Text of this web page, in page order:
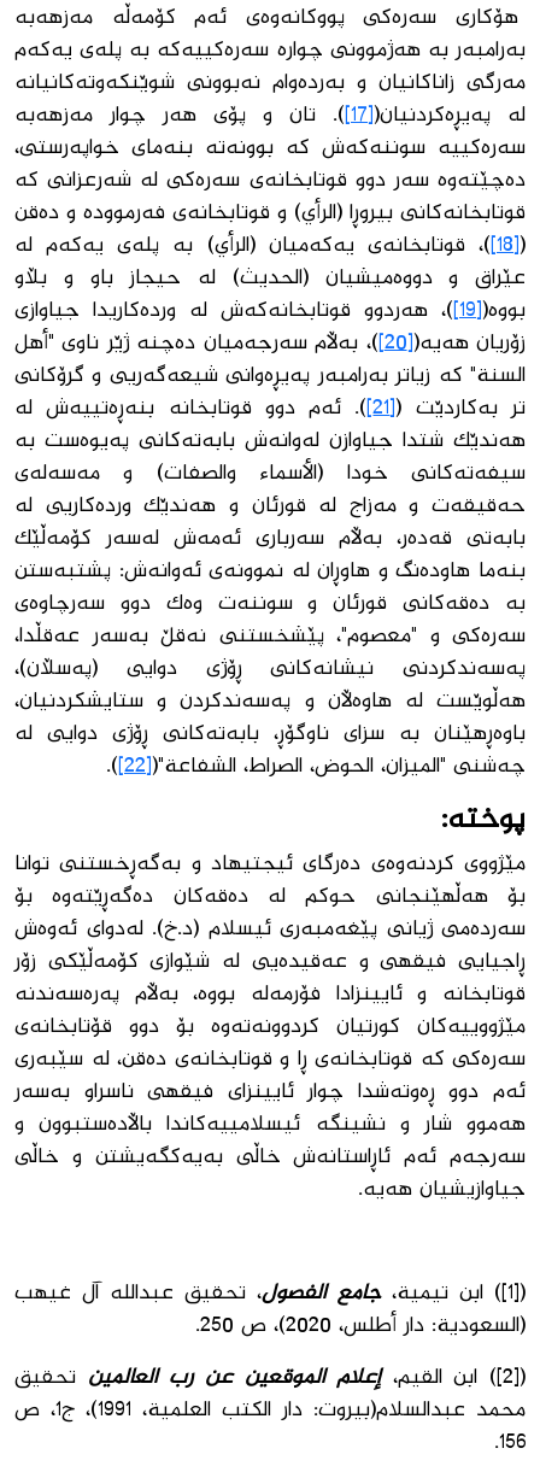
هۆكاری سەرەكی پووكانەوەی ئەم كۆمەڵە مەزهەبە
بەرامبەر بە هەژموونی چوارە سەرەكییەكە بە پلەی یەكەم
مەرگی زاناكانیان و بەردەوام نەبوونی شوێنكەوتەكانیانە
لە پەیڕەكردنیان([17]
). تان و پۆی هەر چوار مەزهەبە
سەرەكییە سوننەكەش كە بوونەتە بنەمای خواپەرستی،
دەچێتەوە سەر دوو قوتابخانەی سەرەكی لە شەرعزانی كە
قوتابخانەكانی بیروڕا (الرأي) و قوتابخانەی فەرموودە و دەقن
(
[18]
)، قوتابخانەی یەكەمیان (الرأي) بە پلەی یەكەم لە
عێراق و دووەمیشیان (الحدیث) لە حیجاز باو و بڵاو
بووە([19]
)، هەردوو قوتابخانەكەش لە وردەكاریدا جیاوازی
زۆریان هەیە([20]
)، بەڵام سەرجەمیان دەچنە ژێر ناوی "أهل
السنة" كە زیاتر بەرامبەر پەیڕەوانی شیعەگەریی و گرۆكانی
تر بەكاردێت ([21]
). ئەم دوو قوتابخانە بنەڕەتییەش لە
هەندێك شتدا جیاوازن لەوانەش بابەتەكانی پەیوەست بە
سیفەتەكانی خودا (الأسماء والصفات) و مەسەلەی
حەقیقەت و مەزاج لە قورئان و هەندێك وردەكاریی لە
بابەتی قەدەر، بەڵام سەرباری ئەمەش لەسەر كۆمەڵێك
بنەما هاودەنگ و هاوڕان لە نموونەی ئەوانەش: پشتبەستن
بە دەقەكانی قورئان و سوننەت وەك دوو سەرچاوەی
سەرەكی و "معصوم"، پێشخستنی نەقڵ بەسەر عەقڵدا،
پەسەندكردنی نیشانەكانی ڕۆژی دوایی (پەسڵان)،
هەڵوێست لە هاوەڵان و پەسەندكردن و ستایشكردنیان،
باوەڕهێنان بە سزای ناوگۆڕ، بابەتەكانی ڕۆژی دوایی لە
چەشنی "الميزان، الحوض، الصراط، الشفاعة"([22]
).
پوختە:
مێژووی كردنەوەی دەرگای ئیجتیهاد و بەگەڕخستنی توانا
بۆ هەڵهێنجانی حوكم لە دەقەكان دەگەڕێتەوە بۆ
سەردەمی ژیانی پێغەمبەری ئیسلام (د.خ). لەدوای ئەوەش
ڕاجیایی فیقهی و عەقیدەیی لە شێوازی كۆمەڵێكی زۆر
قوتابخانە و ئایینزادا فۆرمەلە بووە، بەڵام پەرەسەندنە
مێژووییەكان كورتیان كردوونەتەوە بۆ دوو قۆتابخانەی
سەرەكی كە قوتابخانەی ڕا و قوتابخانەی دەقن، لە سێبەری
ئەم دوو ڕەوتەشدا چوار ئایینزای فیقهی ناسراو بەسەر
هەموو شار و نشینگە ئیسلامییەكاندا باڵادەستبوون و
سەرجەم ئەم ئاڕاستانەش خاڵی بەیەكگەیشتن و خاڵی
جیاوازیشیان هەیە.
([1]) ابن تيمية، جامع الفصول، تحقيق عبدالله آل غيهب
(السعودية: دار أطلس، 2020)، ص 250.
([2]) ابن القيم،
إعلام الموقعين عن رب العالمين تحقيق
محمد عبدالسلام(بيروت: دار الكتب العلمية، 1991)، ج1، ص
156.